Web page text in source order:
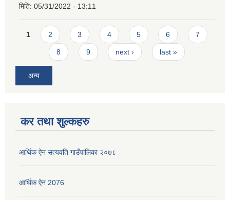
मिति: 05/31/2022 - 13:11
Pages
1 2 3 4 5 6 7
8 9 next › last »
अन्य
कर तथा शुल्कहरु
आर्थिक ऐन सत्यवति गाउँपालिका २०७८
आर्थिक ऐन 2076